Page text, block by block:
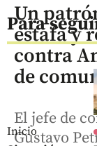
Para
Inicio
Un
estafa y
contra
de
El jefe de
Gustavo